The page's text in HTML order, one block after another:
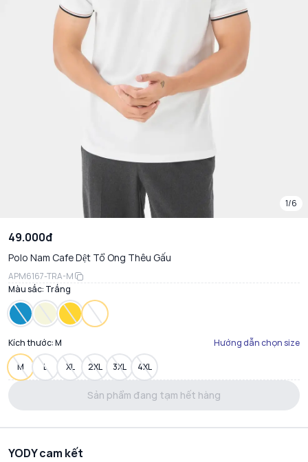
1/6
49.000đ
Polo Nam Cafe Dệt Tổ Ong Thêu Gấu
APM6167-TRA-M
Màu sắc: Trắng
Kích thước:M Hướng dẫn chọn size
M L XL 2XL 3XL 4XL
Sản phẩm đang tạm hết hàng
YODY cam kết